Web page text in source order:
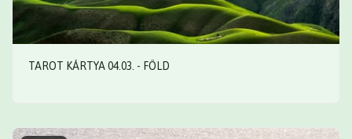
TAROT KÁRTYA 04.03. - FÖLD